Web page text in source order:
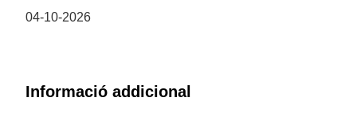
04-10-2026
Informació addicional